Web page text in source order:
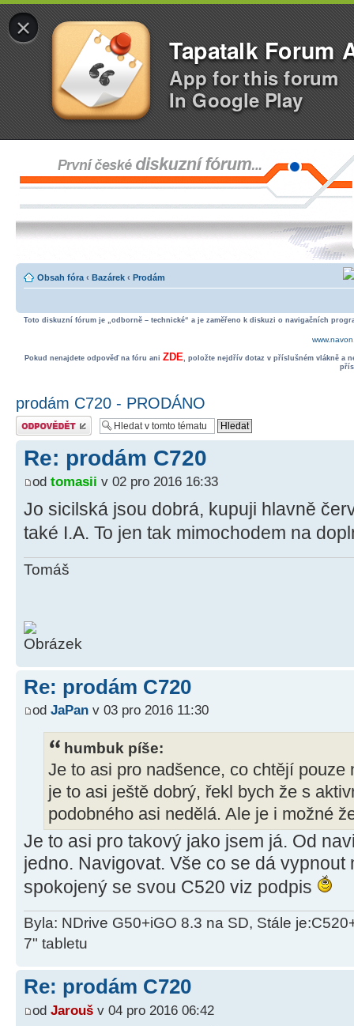
×
Tapatalk Forum
App for this forum
In Google Play
Obsah fóra ‹ Bazárek ‹ Prodám
Toto diskuzní fórum je „odborně – technické“ a je zaměřeno k diskuzi o navigačních
Pokud nenajdete odpověď na fóru ani ZDE, položte nejdřív dotaz v příslušném vlákně a
prodám C720 - PRODÁNO
Odeslat odpověď
Re: prodám C720
od tomasii v 02 pro 2016 16:33
Jo sicilská jsou dobrá, kupuji hlavně
také I.A. To jen tak mimochodem na
Tomáš
Re: prodám C720
od JaPan v 03 pro 2016 11:30
humbuk píše:
Je to asi pro nadšence, co chtějí pouze
je to asi ještě dobrý, řekl bych že s
podobného asi nedělá. Ale je i možné
Je to asi pro takový jako jsem já. Od
jedno. Navigovat. Vše co se dá vypnout
spokojený se svou C520 viz podpis
Byla: NDrive G50+iGO 8.3 na SD, Stále
7" tabletu
Re: prodám C720
od Jarouš v 04 pro 2016 06:42